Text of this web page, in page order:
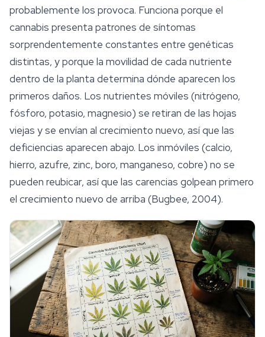
probablemente los provoca. Funciona porque el
cannabis presenta patrones de síntomas
sorprendentemente constantes entre genéticas
distintas, y porque la movilidad de cada nutriente
dentro de la planta determina dónde aparecen los
primeros daños. Los nutrientes móviles (nitrógeno,
fósforo, potasio, magnesio) se retiran de las hojas
viejas y se envían al crecimiento nuevo, así que las
deficiencias aparecen abajo. Los inmóviles (calcio,
hierro, azufre, zinc, boro, manganeso, cobre) no se
pueden reubicar, así que las carencias golpean primero
el crecimiento nuevo de arriba (Bugbee, 2004).